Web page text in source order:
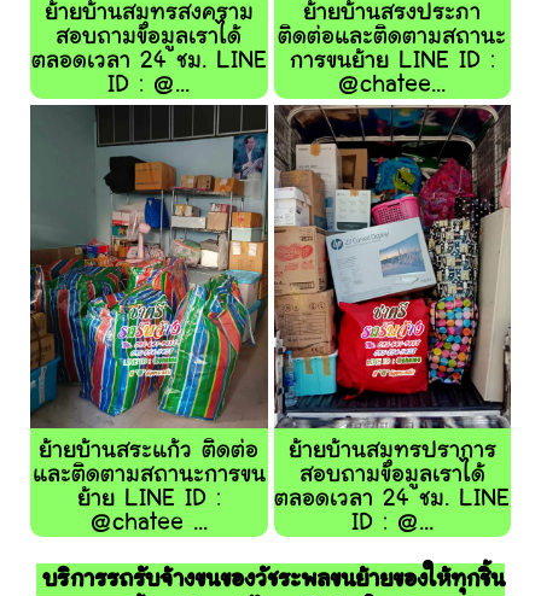
ย้ายบ้านสมุทรสงคราม
สอบถามข้อมูลเราได้
ตลอดเวลา 24 ชม. LINE
ID : @...
ย้ายบ้านสรงประภา
ติดต่อและติดตามสถานะ
การขนย้าย LINE ID :
@chatee...
ย้ายบ้านสระแก้ว ติดต่อ
และติดตามสถานะการขน
ย้าย LINE ID :
@chatee ...
ย้ายบ้านสมุทรปราการ
สอบถามข้อมูลเราได้
ตลอดเวลา 24 ชม. LINE
ID : @...
บริการรถรับจ้างขนของวัชระพลขนย้ายของให้ทุกชิ้น